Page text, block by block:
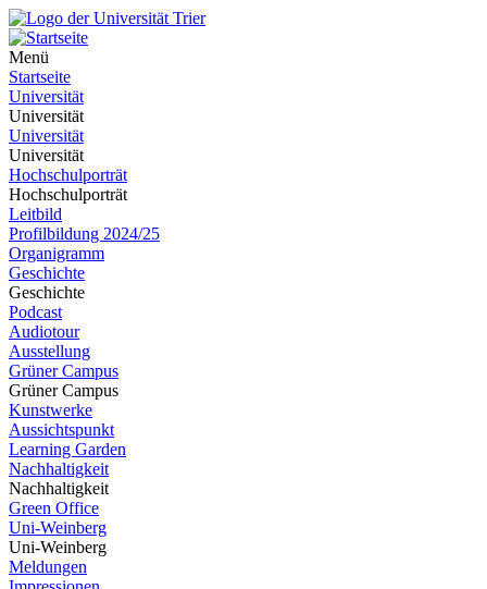
Menü
Startseite
Universität
Universität
Universität
Universität
Hochschulporträt
Hochschulporträt
Leitbild
Profilbildung 2024/25
Organigramm
Geschichte
Geschichte
Podcast
Audiotour
Ausstellung
Grüner Campus
Grüner Campus
Kunstwerke
Aussichtspunkt
Learning Garden
Nachhaltigkeit
Nachhaltigkeit
Green Office
Uni-Weinberg
Uni-Weinberg
Meldungen